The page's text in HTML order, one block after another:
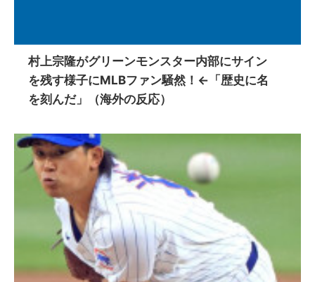
村上宗隆がグリーンモンスター内部にサイン
を残す様子にMLBファン騒然！←「歴史に名
を刻んだ」（海外の反応）